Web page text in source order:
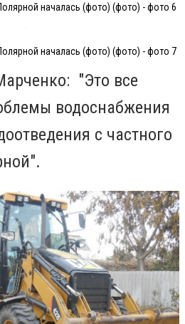
началась (фото) (фото) - фото 6
началась (фото) (фото) - фото 7
"Это все
водоснабжения
с частного